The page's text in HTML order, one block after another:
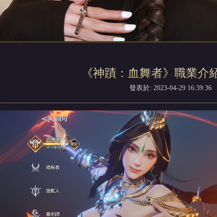
《神蹟：血舞者》職業介
發表於: 2023-04-29 16:39:36